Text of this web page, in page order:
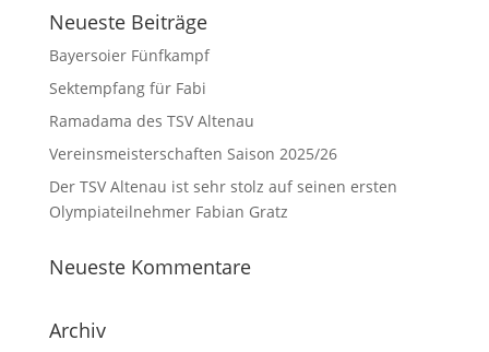
Neueste Beiträge
Bayersoier Fünfkampf
Sektempfang für Fabi
Ramadama des TSV Altenau
Vereinsmeisterschaften Saison 2025/26
Der TSV Altenau ist sehr stolz auf seinen ersten
Olympiateilnehmer Fabian Gratz
Neueste Kommentare
Archiv